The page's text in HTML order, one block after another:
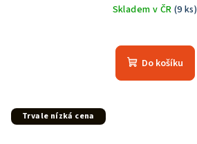
Skladem v ČR (9 ks)
hodnocení
produktu
Do košíku
Trvale nízká cena